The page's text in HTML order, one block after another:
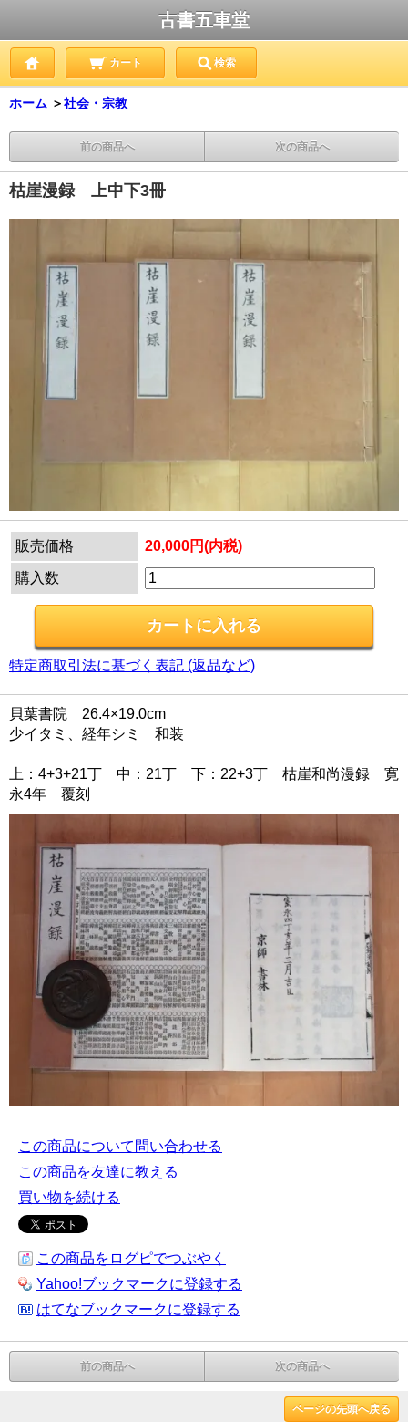
古書五車堂
カート 検索
ホーム ＞社会・宗教
前の商品へ 次の商品へ
枯崖漫録 上中下3冊
販売価格 20,000円(内税)
購入数
特定商取引法に基づく表記 (返品など)
貝葉書院 26.4×19.0cm
少イタミ、経年シミ 和装
上：4+3+21丁 中：21丁 下：22+3丁 枯崖和尚漫録 寛
永4年 覆刻
この商品について問い合わせる
この商品を友達に教える
買い物を続ける
この商品をログピでつぶやく
Yahoo!ブックマークに登録する
はてなブックマークに登録する
前の商品へ 次の商品へ
ページの先頭へ戻る